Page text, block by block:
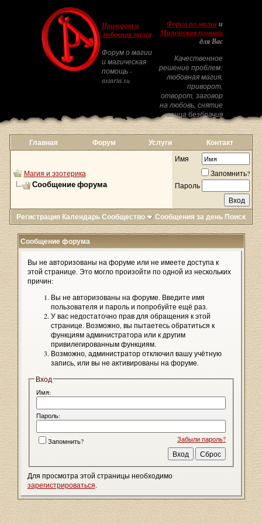
Приворот и
любовная магия
Форум о магии
и магическая
помощь -
astarta.su
Форум по магиии
Магическая помощь
для Вас
Качественное
решение проблем:
любовная магия,
приворот,
отворот, заговор
на любовь, снятие
венца безбрачия
Главная Форум Услуги Контакт
Магия и эзотерика
Сообщение форума
Имя
Запомнить?
Пароль
Регистрация КалендарьСообщество Сообщения за день Поиск
Сообщение форума
Вы не авторизованы на форуме или не имеете доступа к
этой странице. Это могло произойти по одной из нескольких
причин:
Вы не авторизованы на форуме. Введите имя
пользователя и пароль и попробуйте ещё раз.
У вас недостаточно прав для обращения к этой
странице. Возможно, вы пытаетесь обратиться к
функциям администратора или к другим
привилегированным функциям.
Возможно, администратор отключил вашу учётную
запись, или вы не активированы на форуме.
Вход
Имя:
Пароль:
Забыли пароль?
Запомнить?
Для просмотра этой страницы необходимо
зарегистрироваться.